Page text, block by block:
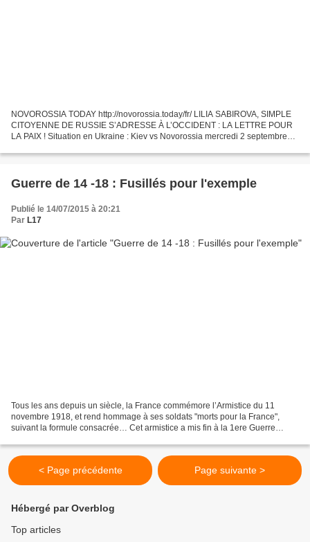
NOVOROSSIA TODAY http://novorossia.today/fr/ LILIA SABIROVA, SIMPLE
CITOYENNE DE RUSSIE S’ADRESSE À L’OCCIDENT : LA LETTRE POUR
LA PAIX ! Situation en Ukraine : Kiev vs Novorossia mercredi 2 septembre
Guerre de 14 -18 : Fusillés pour l'exemple
Publié le 14/07/2015 à 20:21
Par L17
Tous les ans depuis un siècle, la France commémore l’Armistice du 11
novembre 1918, et rend hommage à ses soldats "morts pour la France",
suivant la formule consacrée… Cet armistice a mis fin à la 1ere Guerre
< Page précédente Page suivante >
Hébergé par Overblog
Top articles